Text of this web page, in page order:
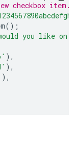
checkbox item.
();
you like on
),
),
),